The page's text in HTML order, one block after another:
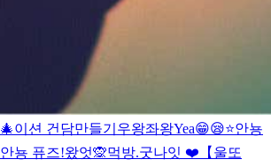
🎄이션 건담만들기 우왕좌왕Yea😁😪⭐️안뇽
안뇽 퓨즈!왔엇🙊먹방.굿나잇 ❤️ 【울또